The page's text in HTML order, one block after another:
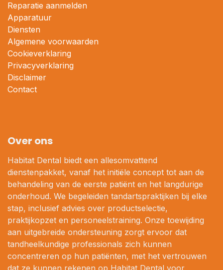
Reparatie aanmelden
Apparatuur
Diensten
Algemene voorwaarden
Cookieverklaring
Privacyverklaring
Disclaimer
Contact
Over ons
Habitat Dental biedt een allesomvattend
dienstenpakket, vanaf het initiële concept tot aan de
behandeling van de eerste patiënt en het langdurige
onderhoud. We begeleiden tandartspraktijken bij elke
stap, inclusief advies over productselectie,
praktijkopzet en personeelstraining. Onze toewijding
aan uitgebreide ondersteuning zorgt ervoor dat
tandheelkundige professionals zich kunnen
concentreren op hun patiënten, met het vertrouwen